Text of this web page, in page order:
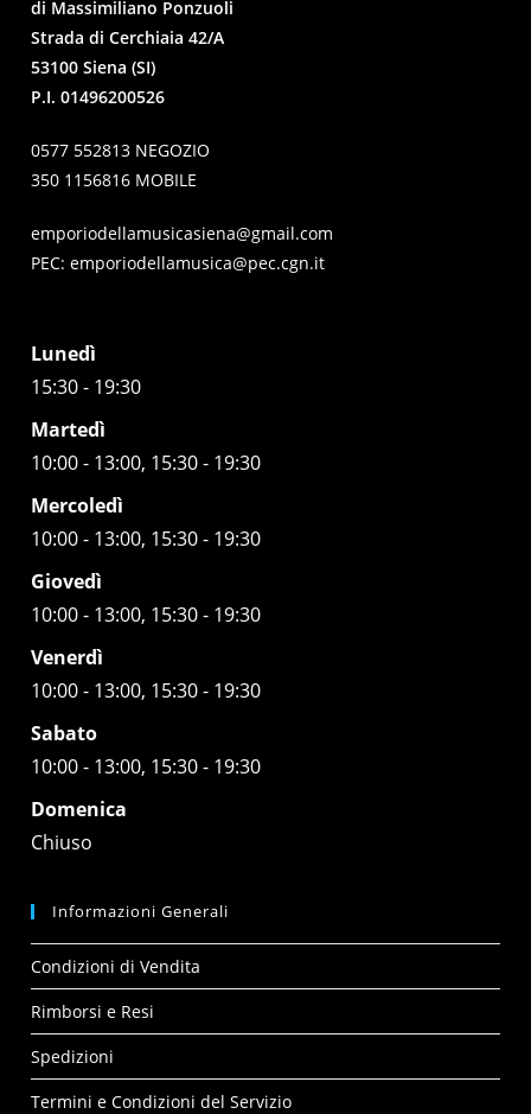
di Massimiliano Ponzuoli
Strada di Cerchiaia 42/A
53100 Siena (SI)
P.I. 01496200526
0577 552813 NEGOZIO
350 1156816 MOBILE
emporiodellamusicasiena@gmail.com
PEC:emporiodellamusica@pec.cgn.it
Lunedì
15:30 - 19:30
Martedì
10:00 - 13:00, 15:30 - 19:30
Mercoledì
10:00 - 13:00, 15:30 - 19:30
Giovedì
10:00 - 13:00, 15:30 - 19:30
Venerdì
10:00 - 13:00, 15:30 - 19:30
Sabato
10:00 - 13:00, 15:30 - 19:30
Domenica
Chiuso
Informazioni Generali
Condizioni di Vendita
Rimborsi e Resi
Spedizioni
Termini e Condizioni del Servizio